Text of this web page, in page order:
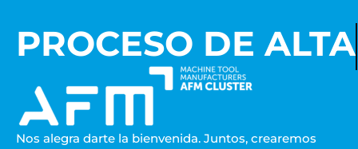
Saltar
PROCESO DE ALTA
Nos alegra darte la bienvenida. Juntos, crearemos